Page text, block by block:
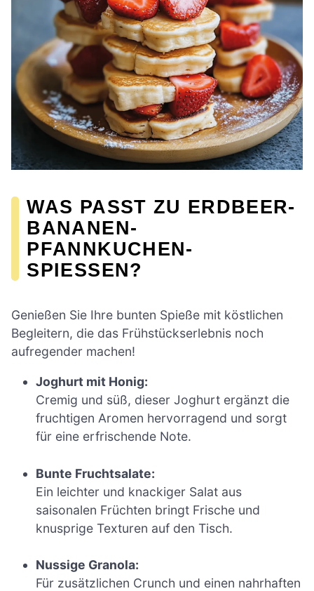
WAS PASST ZU ERDBEER-
BANANEN-
PFANNKUCHEN-
SPIESSEN?
Genießen Sie Ihre bunten Spieße mit köstlichen
Begleitern, die das Frühstückserlebnis noch
aufregender machen!
Joghurt mit Honig:
Cremig und süß, dieser Joghurt ergänzt die
fruchtigen Aromen hervorragend und sorgt
für eine erfrischende Note.
Bunte Fruchtsalate:
Ein leichter und knackiger Salat aus
saisonalen Früchten bringt Frische und
knusprige Texturen auf den Tisch.
Nussige Granola:
Für zusätzlichen Crunch und einen nahrhaften